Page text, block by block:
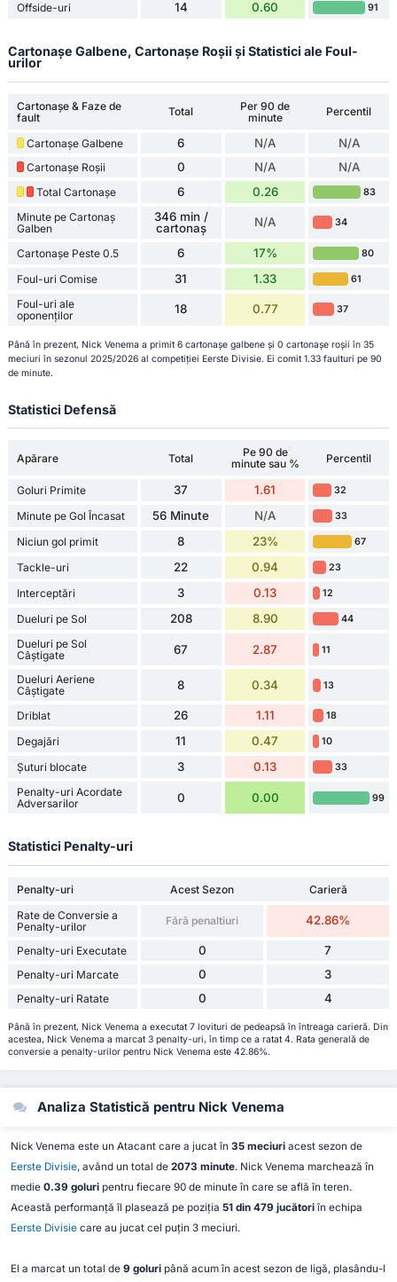
Offside-uri 14 0.60 91
Cartonașe Galbene, Cartonașe Roșii și Statistici ale Foul-
urilor
Cartonașe & Faze de
fault
Total
Per 90 de
minute
Percentil
Cartonașe Galbene 6 N/A N/A
Cartonașe Roșii 0 N/A N/A
Total Cartonașe 6 0.26 83
Minute pe Cartonaș
Galben
346 min /
cartonaș
N/A 34
Cartonașe Peste 0.5 6 17% 80
Foul-uri Comise 31 1.33 61
Foul-uri ale
oponenților
18 0.77 37
Până în prezent, Nick Venema a primit 6 cartonașe galbene și 0 cartonașe roșii în 35
meciuri în sezonul 2025/2026 al competiției Eerste Divisie. Ei comit 1.33 faulturi pe 90
de minute.
Statistici Defensă
Apărare Total
Pe 90 de
minute sau %
Percentil
Goluri Primite 37 1.61 32
Minute pe Gol Încasat 56 Minute N/A 33
Niciun gol primit 8 23% 67
Tackle-uri 22 0.94 23
Interceptări 3 0.13 12
Dueluri pe Sol 208 8.90 44
Dueluri pe Sol
Câștigate
67 2.87 11
Dueluri Aeriene
Câștigate
8 0.34 13
Driblat 26 1.11 18
Degajări 11 0.47 10
Șuturi blocate 3 0.13 33
Penalty-uri Acordate
Adversarilor
0 0.00 99
Statistici Penalty-uri
Penalty-uri Acest Sezon
Carieră
Rate de Conversie a
Penalty-urilor
Fără penaltiuri 42.86%
Penalty-uri Executate 0 7
Penalty-uri Marcate 0 3
Penalty-uri Ratate 0 4
Până în prezent, Nick Venema a executat 7 lovituri de pedeapsă în întreaga carieră. Din
acestea, Nick Venema a marcat 3 penalty-uri, în timp ce a ratat 4. Rata generală de
conversie a penalty-urilor pentru Nick Venema este 42.86%.
Analiza Statistică pentru Nick Venema
Nick Venema este un Atacant care a jucat în 35 meciuriacest sezon de
Eerste Divisie, având un total de 2073 minute. Nick Venema marchează în
medie 0.39 goluripentru fiecare 90 de minute în care se află în teren.
Această performanță îl plasează pe poziția 51 din 479 jucătoriîn echipa
Eerste Divisiecare au jucat cel puțin 3 meciuri.
El a marcat un total de 9 goluripână acum în acest sezon de ligă, plasându-l